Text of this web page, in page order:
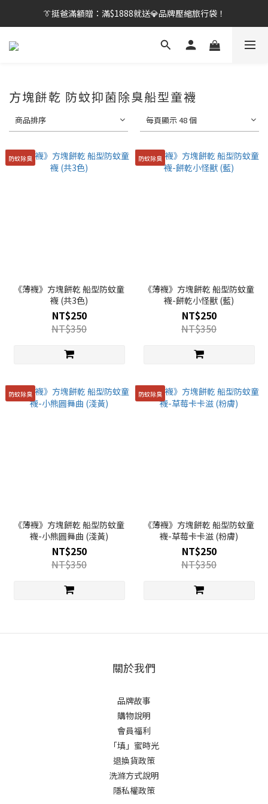
👔挺爸行動：全館襪款【最低$149起】✨立即下單！
👔挺爸滿額贈：滿$1888就送💎品牌壓縮旅行袋！
【刷卡/電子支付限定】下單送✨WARX品牌質感杯袋！
方塊餅乾 防蚊抑菌除臭船型童襪
商品排序 每頁顯示 48 個
防蚊除臭
《薄襪》方塊餅乾 船型防蚊童
襪 (共3色)
NT$250
NT$350
防蚊除臭
《薄襪》方塊餅乾 船型防蚊童
襪-餅乾小怪獸 (藍)
NT$250
NT$350
防蚊除臭
《薄襪》方塊餅乾 船型防蚊童
襪-小熊圓舞曲 (淺黃)
NT$250
NT$350
防蚊除臭
《薄襪》方塊餅乾 船型防蚊童
襪-草莓卡卡滋 (粉膚)
NT$250
NT$350
關於我們
品牌故事
購物說明
會員福利
「填」蜜時光
退換貨政策
洗滌方式說明
隱私權政策